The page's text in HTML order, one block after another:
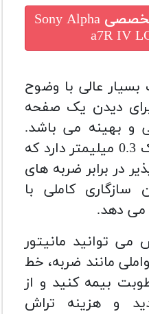
تخصصیSony Alpha
a7R IV
عالی با وضوح
شفافیت 99.9٪ برای دیدن یک صفحه
و بهینه می باشد.
ضخامت فوق العاده نازک 0.3 میلیمتر دارد که
در برابر ضربه های
کاملی با
دهد.
می توانید مانیتور
مانند ضربه، خط
بیمه کنید و از
و هزینه تراش